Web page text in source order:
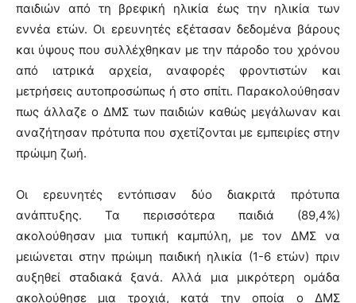
παιδιών από τη βρεφική ηλικία έως την ηλικία των
εννέα ετών. Οι ερευνητές εξέτασαν δεδομένα βάρους
και ύψους που συλλέχθηκαν με την πάροδο του χρόνου
από ιατρικά αρχεία, αναφορές φροντιστών και
μετρήσεις αυτοπροσώπως ή στο σπίτι. Παρακολούθησαν
πως άλλαζε ο ΔΜΣ των παιδιών καθώς μεγάλωναν και
αναζήτησαν πρότυπα που σχετίζονται με εμπειρίες στην
πρώιμη ζωή.
Οι ερευνητές εντόπισαν δύο διακριτά πρότυπα
ανάπτυξης. Τα περισσότερα παιδιά (89,4%)
ακολούθησαν μια τυπική καμπύλη, με τον ΔΜΣ να
μειώνεται στην πρώιμη παιδική ηλικία (1-6 ετών) πριν
αυξηθεί σταδιακά ξανά. Αλλά μια μικρότερη ομάδα
ακολούθησε μια τροχιά, κατά την οποία ο ΔΜΣ